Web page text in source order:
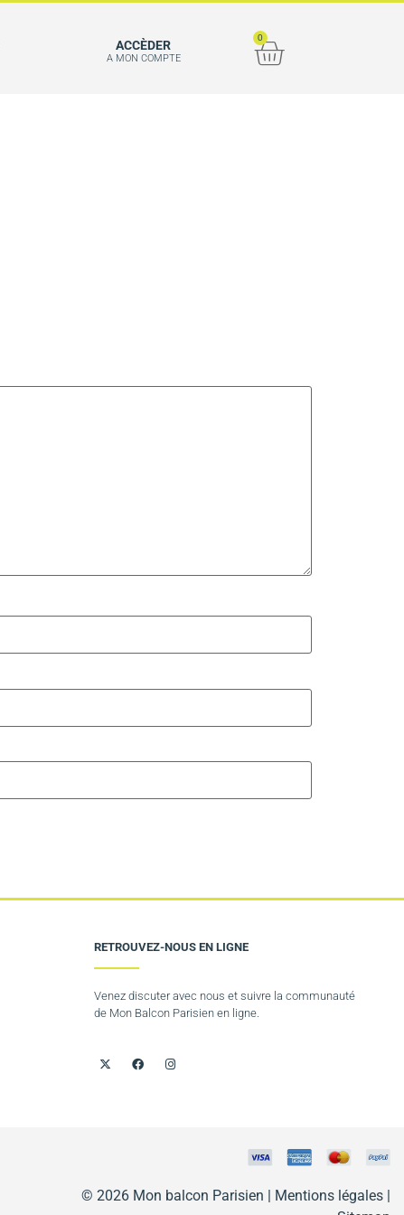
ACCÈDER
A MON COMPTE
0
RETROUVEZ-NOUS EN LIGNE
Venez discuter avec nous et suivre la communauté
de Mon Balcon Parisien en ligne.
© 2026 Mon balcon Parisien | Mentions légales |